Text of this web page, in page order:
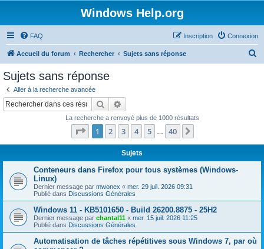
Windows Help.org
FAQ Connexion
Inscription
Accueil du forum Rechercher Sujets sans réponse
Sujets sans réponse
Aller à la recherche avancée
Rechercher
La recherche a renvoyé plus de 1000 résultats
Page 1sur40
1 2 3 4 5 40
Sujets
Conteneurs dans Firefox pour tous systèmes (Windows-
Linux)
Dernier message par mwonex « mer. 29 juil. 2026 09:31
Publié dans Discussions Générales
Windows 11 - KB5101650 - Build 26200.8875 - 25H2
Dernier message par chantal11 « mer. 15 juil. 2026 11:25
Publié dans Discussions Générales
Automatisation de tâches répétitives sous Windows 7, par où